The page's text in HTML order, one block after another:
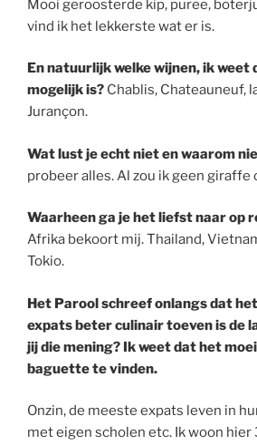
Mooi geroosterde kip, puree,
vind ik het lekkerste wat er is.
En natuurlijk welke wijnen, ik weet
mogelijk is? Chablis, Chateauneuf,
Jurançon.
Wat lust je echt niet en waarom
probeer alles. Al zou ik geen giraffe
Waarheen ga je het liefst naar op
Afrika bekoort mij. Thailand,
Tokio.
Het Parool schreef onlangs dat
expats beter culinair toeven is de
jij die mening? Ik weet dat het
baguette te vinden.
Onzin, de meeste expats leven in
met eigen scholen etc. Ik woon hier